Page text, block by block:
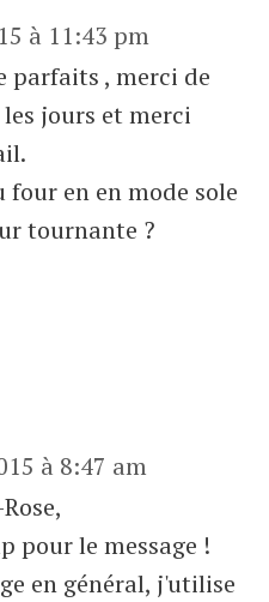
à 11:43 pm
parfaits , merci de
jours et merci
en en mode sole
tournante ?
à 8:47 am
pour le message !
en général, j'utilise